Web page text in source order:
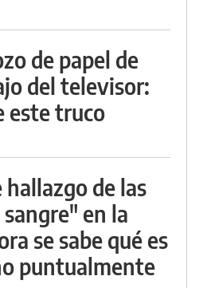
de papel de
del televisor:
este truco
de las
en la
se sabe qué es
puntualmente